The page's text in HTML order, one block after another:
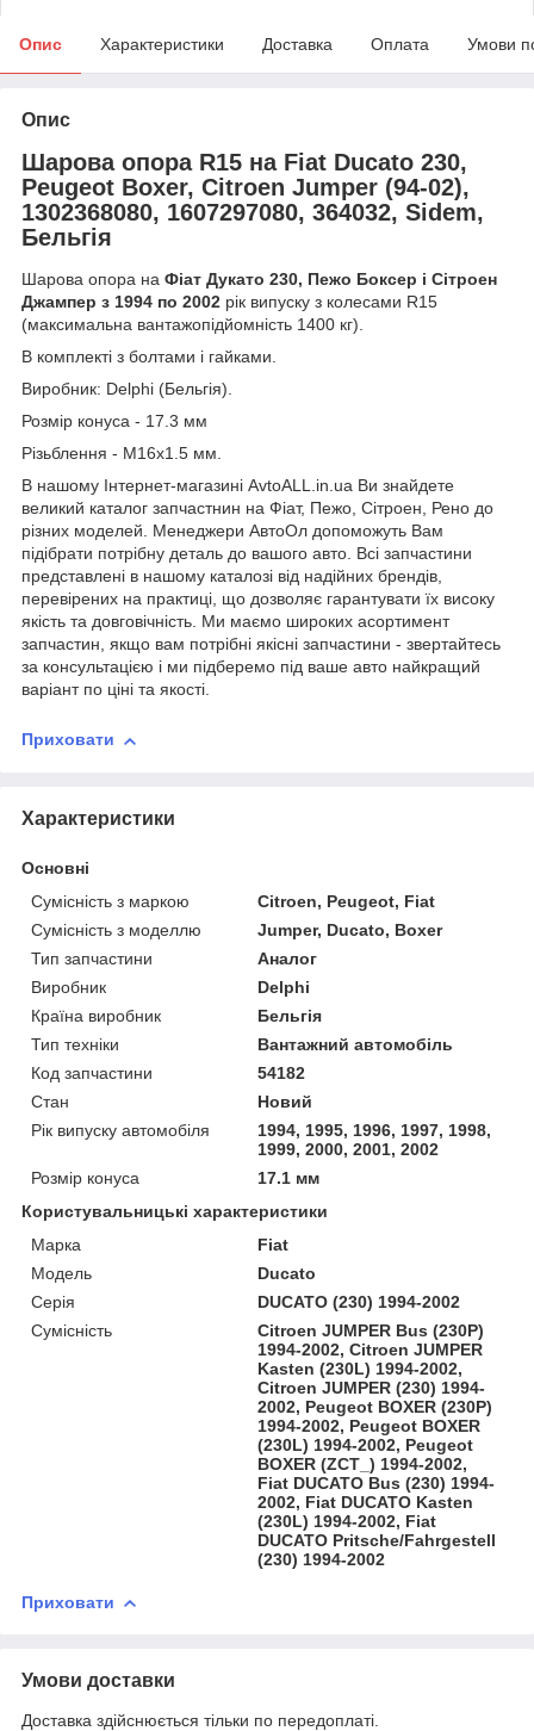
Опис Характеристики Доставка Оплата Умови
Опис
Шарова опора R15 на Fiat Ducato 230,
Peugeot Boxer, Citroen Jumper (94-02),
1302368080, 1607297080, 364032, Sidem,
Бельгія
Шарова опора на Фіат Дукато 230, Пежо Боксер і Сітроен
Джампер з 1994 по 2002 рік випуску з колесами R15
(максимальна вантажопідйомність 1400 кг).
В комплекті з болтами і гайками.
Виробник: Delphi (Бельгія).
Розмір конуса - 17.3 мм
Різьблення - М16х1.5 мм.
В нашому Інтернет-магазині AvtoALL.in.ua Ви знайдете
великий каталог запчастнин на Фіат, Пежо, Сітроен, Рено до
різних моделей. Менеджери АвтоОл допоможуть Вам
підібрати потрібну деталь до вашого авто. Всі запчастини
представлені в нашому каталозі від надійних брендів,
перевірених на практиці, що дозволяє гарантувати їх високу
якість та довговічність. Ми маємо широких асортимент
запчастин, якщо вам потрібні якісні запчастини - звертайтесь
за консультацією і ми підберемо під ваше авто найкращий
варіант по ціні та якості.
Приховати
Характеристики
Основні
Сумісність з маркою
Citroen, Peugeot, Fiat
Сумісність з моделлю
Jumper, Ducato, Boxer
Тип запчастини
Аналог
Виробник
Delphi
Країна виробник
Бельгія
Тип техніки
Вантажний автомобіль
Код запчастини
54182
Стан
Новий
Рік випуску автомобіля
1994, 1995, 1996, 1997, 1998,
1999, 2000, 2001, 2002
Розмір конуса
17.1 мм
Користувальницькі характеристики
Марка
Fiat
Модель
Ducato
Серія
DUCATO (230) 1994-2002
Сумісність
Citroen JUMPER Bus (230P)
1994-2002, Citroen JUMPER
Kasten (230L) 1994-2002,
Citroen JUMPER (230) 1994-
2002, Peugeot BOXER (230P)
1994-2002, Peugeot BOXER
(230L) 1994-2002, Peugeot
BOXER (ZCT_) 1994-2002,
Fiat DUCATO Bus (230) 1994-
2002, Fiat DUCATO Kasten
(230L) 1994-2002, Fiat
DUCATO Pritsche/Fahrgestell
(230) 1994-2002
Приховати
Умови доставки
Доставка здійснюється тільки по передоплаті.